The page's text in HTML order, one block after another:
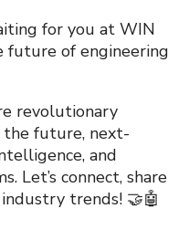
for you at WIN
future of engineering
revolutionary
future, next-
and
Let’s connect, share
trends! 🤝🤖